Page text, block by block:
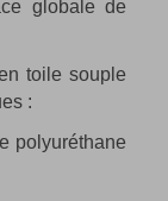
globale de
toile souple
:
polyuréthane